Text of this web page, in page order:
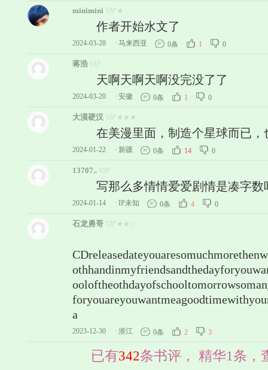
minimini VIP★
作者开始水文了
2024-03-28 · 马来西亚 0条 1 0
蒋浩 VIP
天啊天啊天啊没完没了了
2024-03-20 · 安徽 0条 1 0
大漠硬汉 VIP★★★
在美漫里面，制造个星球而已，
2024-01-22 · 新疆 0条 14 0
13707.. VIP
写那么多情情爱爱剧情是凑字数
2024-01-14 · IP未知 0条 4 0
石龙勇哥 VIP★★☆
a
2023-12-30 · 浙江 0条 2 3
已有342条书评， 精华1条，